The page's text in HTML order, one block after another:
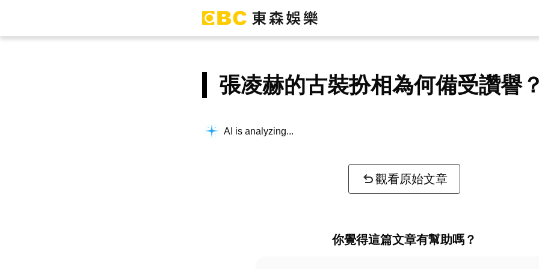
張凌赫的古裝扮相為何備受讚譽
AI is analyzing...
觀看原始文章
你覺得這篇文章有幫助嗎？